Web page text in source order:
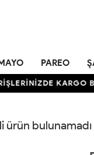
PAREO
KARGO
ürün